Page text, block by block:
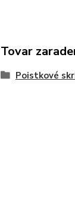
Tovar
Poistkové